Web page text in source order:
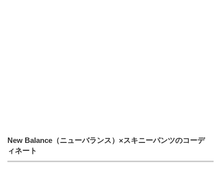
New Balance（ニューバランス）×スキニーパンツのコーデ
ィネート